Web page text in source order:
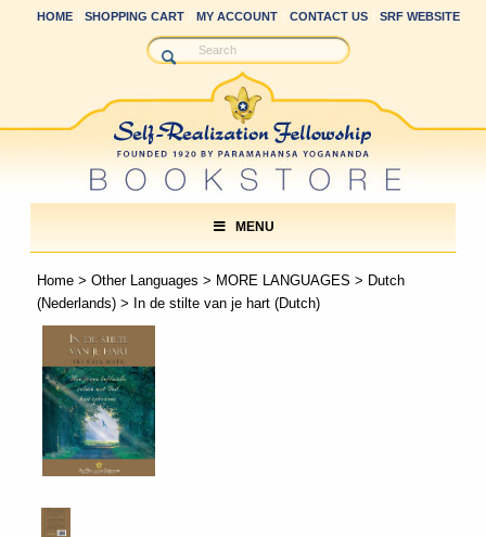
HOME SHOPPING CART MY ACCOUNT CONTACT US SRF WEBSITE
MENU
Home> Other Languages > MORE LANGUAGES > Dutch
(Nederlands)> In de stilte van je hart (Dutch)